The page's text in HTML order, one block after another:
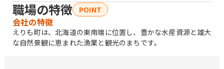
職場の特徴 POINT
会社の特徴
えりも町は、北海道の東南端に位置し、豊かな水産資源と雄大
な自然景観に恵まれた漁業と観光のまちです。